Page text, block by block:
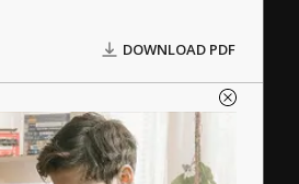
DOWNLOAD PDF